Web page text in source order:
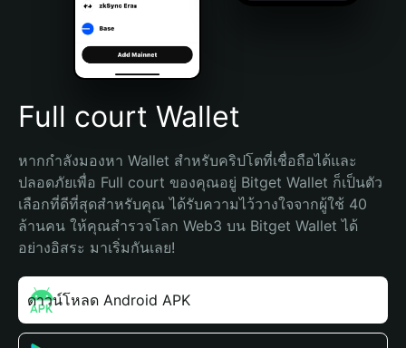
Português (Brasil)
Español (Argentina)
Full court Wallet
หากกำลังมองหา Wallet สำหรับคริปโตที่เชื่อถือได้และ
ปลอดภัยเพื่อ Full court ของคุณอยู่ Bitget Wallet ก็เป็นตัว
เลือกที่ดีที่สุดสำหรับคุณ ได้รับความไว้วางใจจากผู้ใช้ 40
ล้านคน ให้คุณสำรวจโลก Web3 บน Bitget Wallet ได้
อย่างอิสระ มาเริ่มกันเลย!
ดาวน์โหลด Android APK